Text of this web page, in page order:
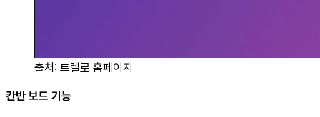
출처: 트렐로 홈페이지
칸반 보드 기능